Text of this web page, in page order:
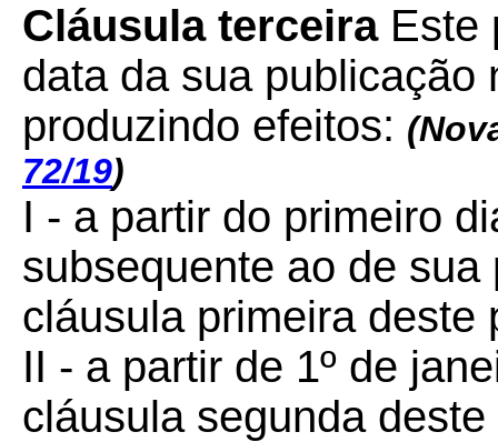
Cláusula terceiraEste
data da sua publicação
produzindo efeitos:
72/19)
I - a partir do primeiro
subsequente ao de
cláusula primeira deste
II - a partir de 1º de
cláusula segunda